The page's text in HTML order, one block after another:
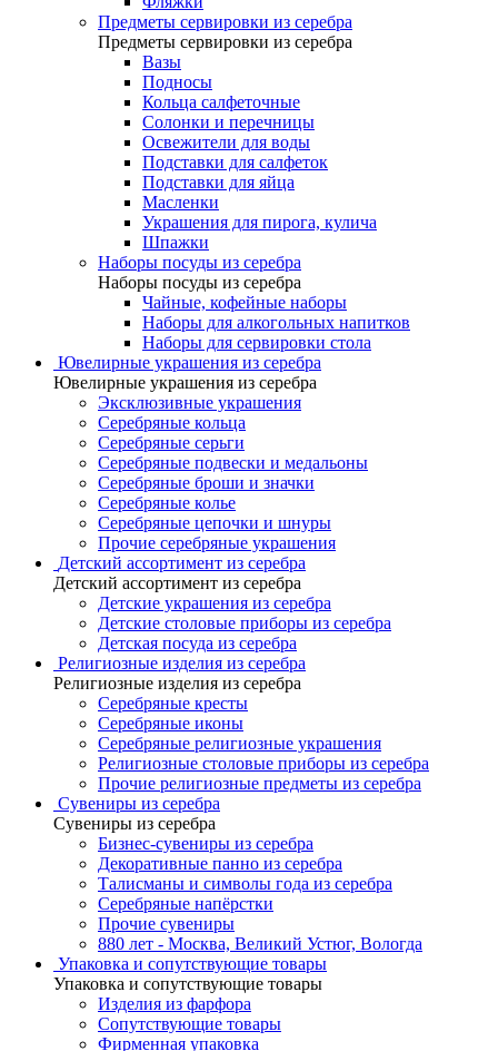
Предметы сервировки из серебра
Предметы сервировки из серебра
Вазы
Подносы
Кольца салфеточные
Солонки и перечницы
Освежители для воды
Подставки для салфеток
Подставки для яйца
Масленки
Украшения для пирога, кулича
Шпажки
Наборы посуды из серебра
Наборы посуды из серебра
Чайные, кофейные наборы
Наборы для алкогольных напитков
Наборы для сервировки стола
Ювелирные украшения из серебра
Ювелирные украшения из серебра
Эксклюзивные украшения
Серебряные кольца
Серебряные серьги
Серебряные подвески и медальоны
Серебряные броши и значки
Серебряные колье
Серебряные цепочки и шнуры
Прочие серебряные украшения
Детский ассортимент из серебра
Детский ассортимент из серебра
Детские украшения из серебра
Детские столовые приборы из серебра
Детская посуда из серебра
Религиозные изделия из серебра
Религиозные изделия из серебра
Серебряные кресты
Серебряные иконы
Серебряные религиозные украшения
Религиозные столовые приборы из серебра
Прочие религиозные предметы из серебра
Сувениры из серебра
Сувениры из серебра
Бизнес-сувениры из серебра
Декоративные панно из серебра
Талисманы и символы года из серебра
Серебряные напёрстки
Прочие сувениры
880 лет - Москва, Великий Устюг, Вологда
Упаковка и сопутствующие товары
Упаковка и сопутствующие товары
Изделия из фарфора
Сопутствующие товары
Фирменная упаковка